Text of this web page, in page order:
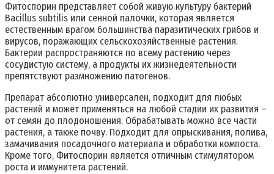
Фитоспорин представляет собой живую культуру бактерий
Bacillus subtilis или сенной палочки, которая является
естественным врагом большинства паразитических грибов и
вирусов, поражающих сельскохозяйственные растения.
Бактерии распространяются по всему растению через
сосудистую систему, а продукты их жизнедеятельности
препятствуют размножению патогенов.
Препарат абсолютно универсален, подходит для любых
растений и может применяться на любой стадии их развития –
от семян до плодоношения. Обрабатывать можно все части
растения, а также почву. Подходит для опрыскивания, полива,
замачивания посадочного материала и обработки компоста.
Кроме того, Фитоспорин является отличным стимулятором
роста и иммунитета растений.